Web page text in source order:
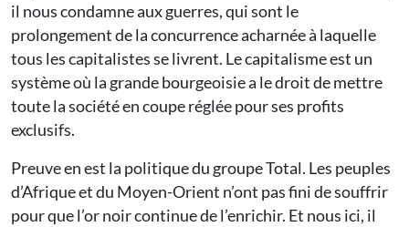
il nous condamne aux guerres, qui sont le
prolongement de la concurrence acharnée à laquelle
tous les capitalistes se livrent. Le capitalisme est un
système où la grande bourgeoisie a le droit de mettre
toute la société en coupe réglée pour ses profits
exclusifs.
Preuve en est la politique du groupe Total. Les peuples
d’Afrique et du Moyen-Orient n’ont pas fini de souffrir
pour que l’or noir continue de l’enrichir. Et nous ici, il